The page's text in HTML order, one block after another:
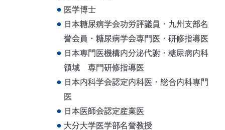
医学博士
日本糖尿病学会功労評議員・九州支部名
誉会員・糖尿病学会専門医・研修指導医
日本専門医機構内分泌代謝・糖尿病内科
領域 専門研修指導医
日本内科学会認定内科医・総合内科専門
医
日本医師会認定産業医
大分大学医学部名誉教授